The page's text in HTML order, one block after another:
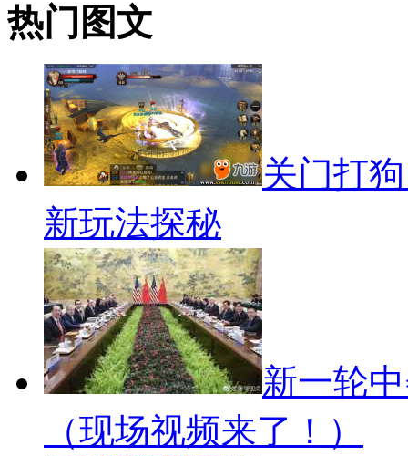
热门图文
关门打
新玩法探秘
新一轮
（现场视频来了！）